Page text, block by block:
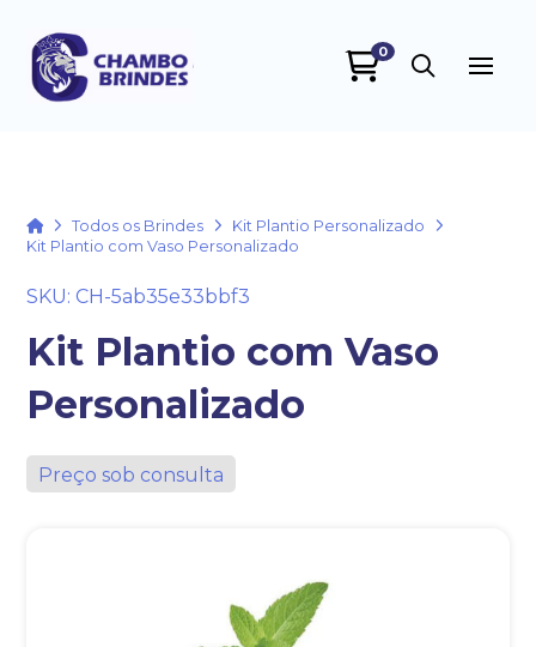
0
HomeTodos os Brindes
Kit Plantio Personalizado
Kit Plantio com Vaso Personalizado
SKU: CH-5ab35e33bbf3
Kit Plantio com Vaso
Personalizado
Preço sob consulta
Eu concordo em receber comunicações.